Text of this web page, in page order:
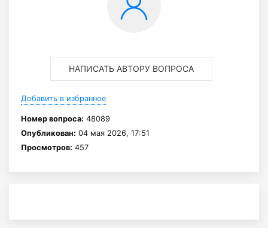
НАПИСАТЬ АВТОРУ ВОПРОСА
Добавить в избранное
Номер вопроса: 48089
Опубликован: 04 мая 2026, 17:51
Просмотров: 457